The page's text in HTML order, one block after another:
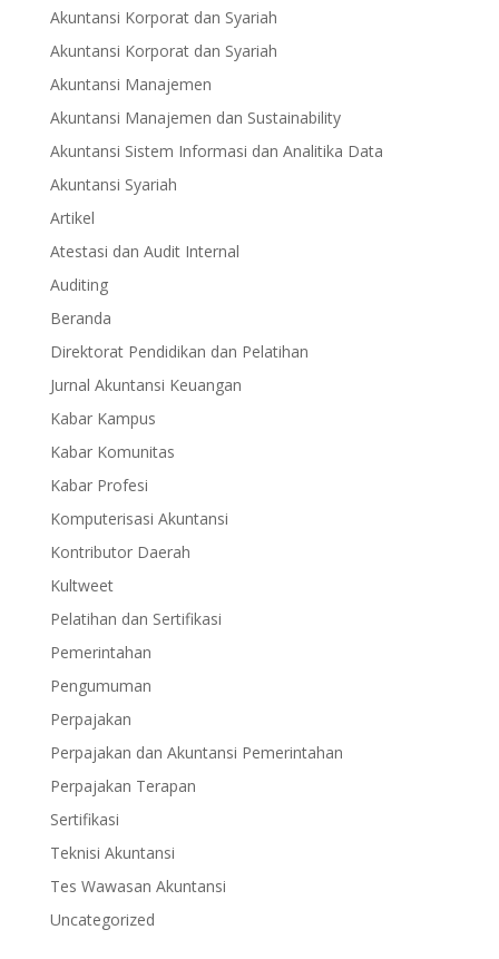
Akuntansi Korporat dan Syariah
Akuntansi Korporat dan Syariah
Akuntansi Manajemen
Akuntansi Manajemen dan Sustainability
Akuntansi Sistem Informasi dan Analitika Data
Akuntansi Syariah
Artikel
Atestasi dan Audit Internal
Auditing
Beranda
Direktorat Pendidikan dan Pelatihan
Jurnal Akuntansi Keuangan
Kabar Kampus
Kabar Komunitas
Kabar Profesi
Komputerisasi Akuntansi
Kontributor Daerah
Kultweet
Pelatihan dan Sertifikasi
Pemerintahan
Pengumuman
Perpajakan
Perpajakan dan Akuntansi Pemerintahan
Perpajakan Terapan
Sertifikasi
Teknisi Akuntansi
Tes Wawasan Akuntansi
Uncategorized